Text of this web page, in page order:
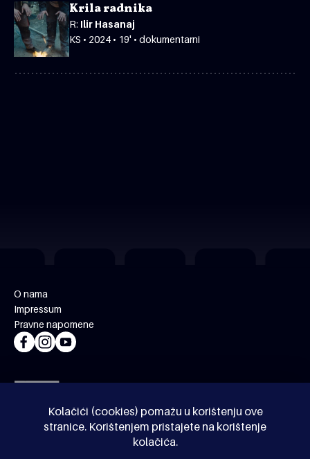
Kolačići (cookies) pomažu u korištenju ove
stranice. Korištenjem pristajete na korištenje
kolačića.
Krila radnika
R: Ilir Hasanaj
KS • 2024 • 19' • dokumentarni
O nama
Impressum
Pravne napomene